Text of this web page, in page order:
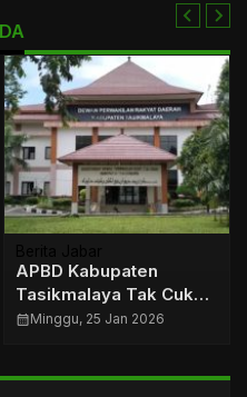
APBD Kabupaten
Tasikmalaya Tak Cukup
Hanya Dokumen
calendar_monthMinggu, 25 Jan 2026